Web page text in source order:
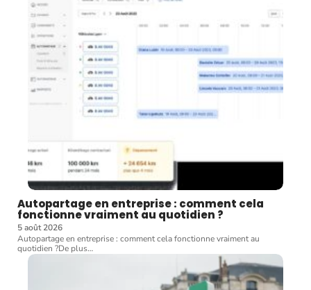
Autopartage en entreprise : comment cela
fonctionne vraiment au quotidien ?
5 août 2026
Autopartage en entreprise : comment cela fonctionne vraiment au
quotidien ?De plus…